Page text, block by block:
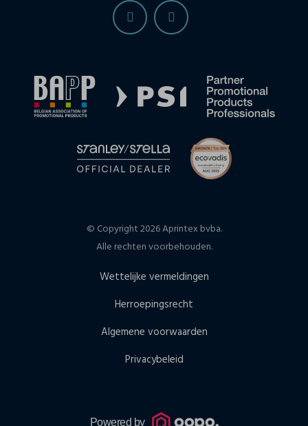
© Copyright 2026 Aprintex bvba.
Alle rechten voorbehouden.
Wettelijke vermeldingen
Herroepingsrecht
Algemene voorwaarden
Privacybeleid
Powered by